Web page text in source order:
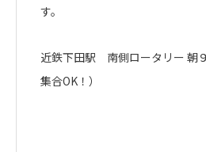
す。
近鉄下田駅 南側ロータリー 朝
集合OK！）